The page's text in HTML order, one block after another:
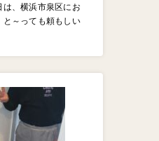
は、横浜市泉区にお
～っても頼もしい